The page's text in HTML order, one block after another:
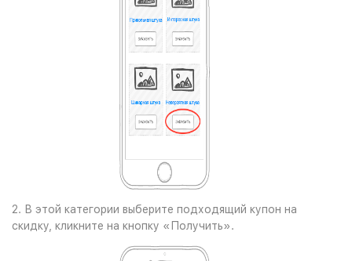
2. В этой категории выберите подходящий купон на
скидку, кликните на кнопку «Получить».